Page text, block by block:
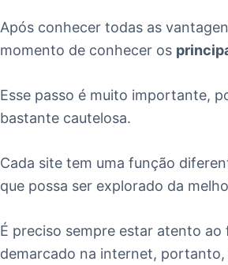
Após conhecer todas as
momento de conhecer os
Esse passo é muito importante,
bastante cautelosa.
Cada site tem uma função
que possa ser explorado da
É preciso sempre estar atento
demarcado na internet,